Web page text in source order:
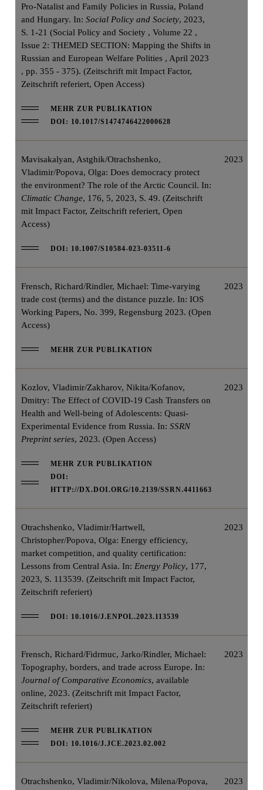
Pro-Natalist and Family Policies in Russia, Poland
and Hungary. In: Social Policy and Society, 2023,
S. 1-21 (Social Policy and Society , Volume 22 ,
Issue 2: THEMED SECTION: Mapping the Shifts in
Russian and European Welfare Polities , April 2023
, pp. 355 - 375). (Zeitschrift mit Impact Factor,
Zeitschrift referiert, Open Access)
MEHR ZUR PUBLIKATION
DOI: 10.1017/S1474746422000628
Mavisakalyan, Astghik/Otrachshenko,
Vladimir/Popova, Olga: Does democracy protect
the environment? The role of the Arctic Council. In:
Climatic Change, 176, 5, 2023, S. 49. (Zeitschrift
mit Impact Factor, Zeitschrift referiert, Open
Access)
DOI: 10.1007/S10584-023-03511-6
2023
Frensch, Richard/Rindler, Michael: Time-varying
trade cost (terms) and the distance puzzle. In: IOS
Working Papers, No. 399, Regensburg 2023. (Open
Access)
MEHR ZUR PUBLIKATION
2023
Kozlov, Vladimir/Zakharov, Nikita/Kofanov,
Dmitry: The Effect of COVID-19 Cash Transfers on
Health and Well-being of Adolescents: Quasi-
Experimental Evidence from Russia. In: SSRN
Preprint series, 2023. (Open Access)
MEHR ZUR PUBLIKATION
DOI:
HTTP://DX.DOI.ORG/10.2139/SSRN.4411663
2023
Otrachshenko, Vladimir/Hartwell,
Christopher/Popova, Olga: Energy efficiency,
market competition, and quality certification:
Lessons from Central Asia. In: Energy Policy, 177,
2023, S. 113539. (Zeitschrift mit Impact Factor,
Zeitschrift referiert)
DOI: 10.1016/J.ENPOL.2023.113539
2023
Frensch, Richard/Fidrmuc, Jarko/Rindler, Michael:
Topography, borders, and trade across Europe. In:
Journal of Comparative Economics, available
online, 2023. (Zeitschrift mit Impact Factor,
Zeitschrift referiert)
MEHR ZUR PUBLIKATION
DOI: 10.1016/J.JCE.2023.02.002
2023
Otrachshenko, Vladimir/Nikolova, Milena/Popova,
2023